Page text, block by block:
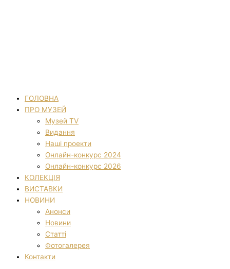
ГОЛОВНА
ПРО МУЗЕЙ
Музей TV
Видання
Наші проекти
Онлайн-конкурс 2024
Онлайн-конкурс 2026
КОЛЕКЦІЯ
ВИСТАВКИ
НОВИНИ
Анонси
Новини
Статті
Фотогалерея
Контакти